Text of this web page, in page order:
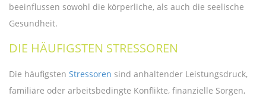
beeinflussen sowohl die körperliche, als auch die seelische
Gesundheit.
DIE HÄUFIGSTEN STRESSOREN
Die häufigsten Stressoren sind anhaltender Leistungsdruck,
familiäre oder arbeitsbedingte Konflikte, finanzielle Sorgen,